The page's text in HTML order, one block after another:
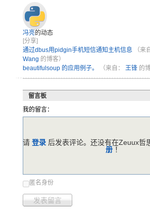
冯亮的动态
[分享]
通过dbus用pidgin手机短信通知主机信息
（来
Wang 的博客）
beautifulsoup 的应用例子。
（来自： 王锋 的
留言板
我的留言：
匿名身份
发表留言
请 登录 后发表评论。还没有在Zeuux哲
册 ！